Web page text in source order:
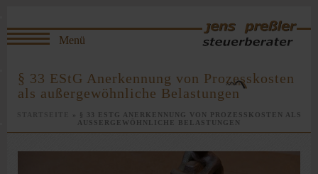
§ 33 EStG Anerkennung von Prozesskosten
als außergewöhnliche Belastungen
»
§ 33 ESTG ANERKENNUNG VON PROZESSKOSTEN ALS
AUSSERGEWÖHNLICHE BELASTUNGEN